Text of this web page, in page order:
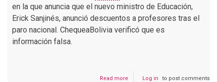
en la que anuncia que el nuevo ministro de Educación,
Erick Sanjinés, anunció descuentos a profesores tras el
paro nacional. ChequeaBolivia verificó que es
información falsa.
Read more Log in to post comments